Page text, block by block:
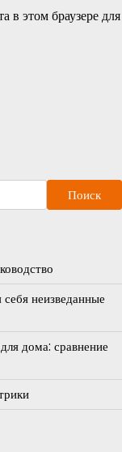
в этом браузере для
Поиск
неизведанные
дома: сравнение